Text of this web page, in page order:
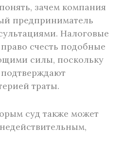
зачем компания
предприниматель
Налоговые
счесть подобные
силы, поскольку
траты.
суд также может